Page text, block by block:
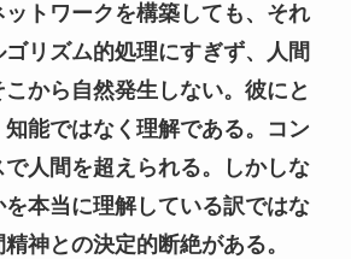
トワークを構築しても、それ
リズム的処理にすぎず、人間
から自然発生しない。彼にと
能ではなく理解である。コン
で人間を超えられる。しかしな
本当に理解している訳ではな
神との決定的断絶がある。